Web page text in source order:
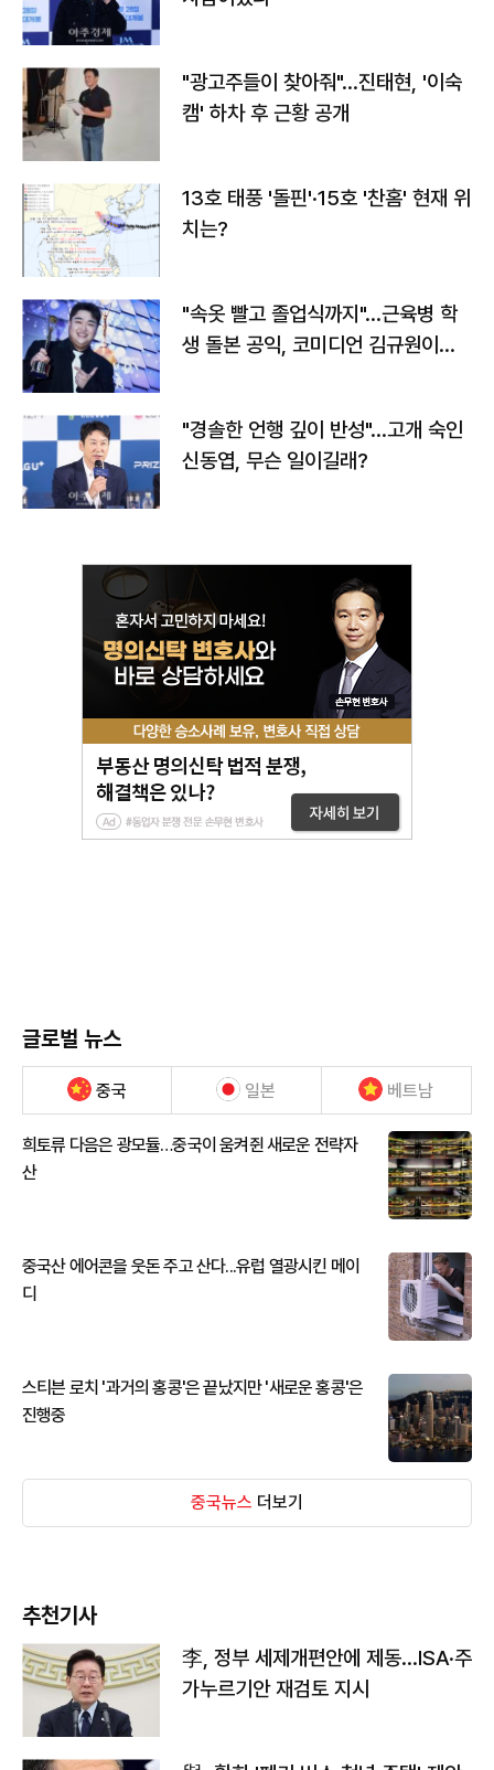
"광고주들이 찾아줘"…진태현, '이숙
캠' 하차 후 근황 공개
13호 태풍 '돌핀'·15호 '찬홈' 현재 위
치는?
"속옷 빨고 졸업식까지"…근육병 학
생 돌본 공익, 코미디언 김규원이었
"경솔한 언행 깊이 반성"…고개 숙인
신동엽, 무슨 일이길래?
글로벌 뉴스
중국 일본 베트남
희토류 다음은 광모듈…중국이 움켜쥔 새로운 전략자
산
중국산 에어콘을 웃돈 주고 산다...유럽 열광시킨 메이
디
스티븐 로치 '과거의 홍콩'은 끝났지만 '새로운 홍콩'은
진행중
중국뉴스 더보기
추천기사
李, 정부 세제개편안에 제동…ISA·주
가누르기안 재검토 지시